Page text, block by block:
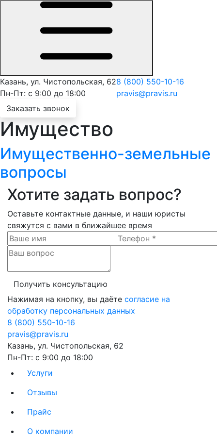
Казань, ул. Чистопольская, 62
Пн-Пт: с 9:00 до 18:00
8 (800) 550-10-16
pravis@pravis.ru
Заказать звонок
Имущество
Имущественно-земельные
вопросы
Хотите задать вопрос?
Оставьте контактные данные, и наши юристы
свяжутся с вами в ближайшее время
Нажимая на кнопку, вы даёте согласие на
обработку персональных данных
8 (800) 550-10-16
pravis@pravis.ru
Казань, ул. Чистопольская, 62
Пн-Пт: с 9:00 до 18:00
Услуги
Отзывы
Прайс
О компании